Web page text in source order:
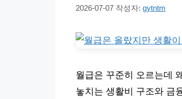
2026-07-07 작성자: gytntm
월급은 꾸준히 오르는데
놓치는 생활비 구조와 금